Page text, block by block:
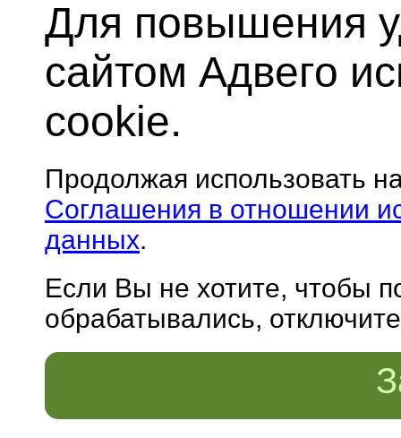
Для повышения
сайтом Адвего
cookie.
Продолжая использовать
Соглашения в отношении
данных.
Если Вы не хотите, чтобы
обрабатывались,